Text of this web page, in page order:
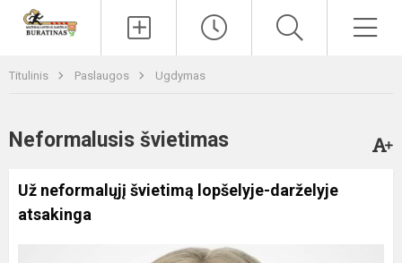
Titulinis Paslaugos Ugdymas
Neformalusis švietimas
Už neformalųjį švietimą lopšelyje-darželyje
atsakinga